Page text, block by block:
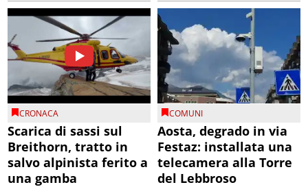
CRONACA
Scarica di sassi sul
Breithorn, tratto in
salvo alpinista ferito a
una gamba
COMUNI
Aosta, degrado in via
Festaz: installata una
telecamera alla Torre
del Lebbroso